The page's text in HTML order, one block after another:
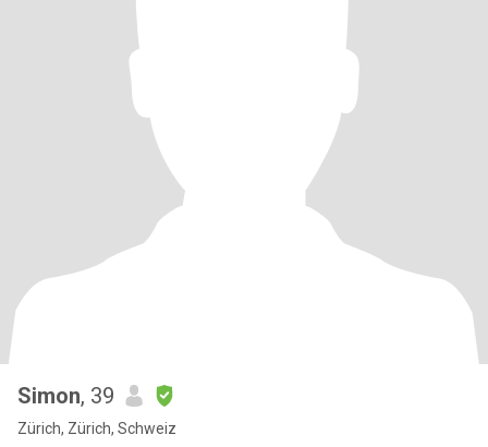
Simon, 39
Zürich, Zürich, Schweiz